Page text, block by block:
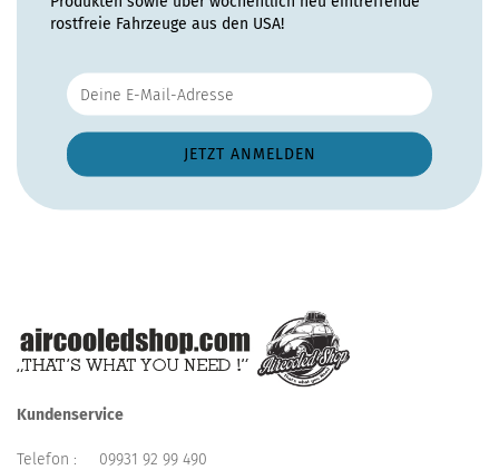
rostfreie Fahrzeuge aus den USA!
Kundenservice
Telefon : 09931 92 99 490